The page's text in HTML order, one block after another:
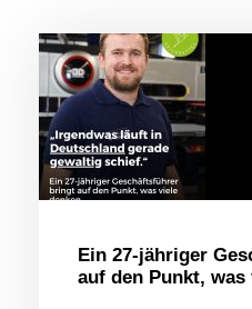
Ein 27-jähriger
auf den Punkt, was